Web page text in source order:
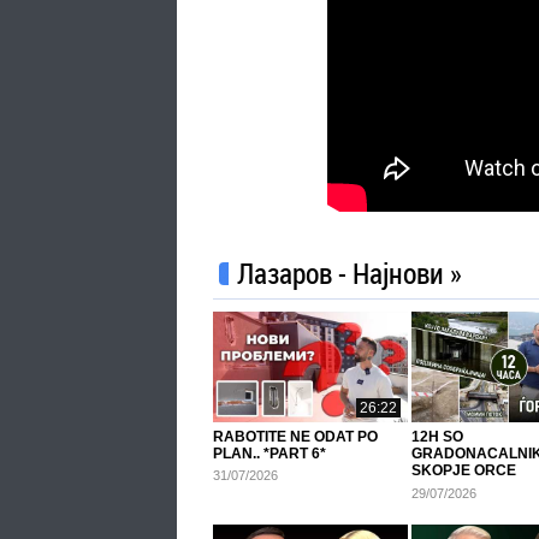
Лазаров - Најнови »
26:22
RABOTITE NE ODAT PO
PLAN.. *PART 6*
31/07/2026
12H SO
SKOPJE ORCE
GJORGIEVSKI!
29/07/2026